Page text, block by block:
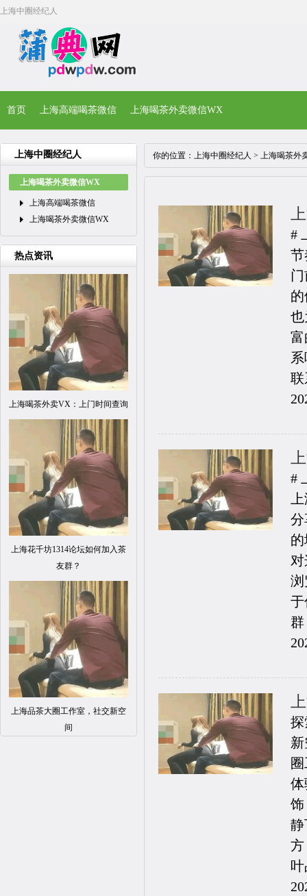
上海中圈经纪人
首页 上海高端喝茶微信 上海喝茶外卖微信WX
上海中圈经纪人
上海喝茶外卖微信WX
上海高端喝茶微信
上海喝茶外卖微信WX
热点资讯
上海喝茶外卖VX：上门时间查询
上海花千坊1314论坛如何加入茶
友群？
上海品茶大圈工作室，社交新空
间
你的位置： 上海中圈经纪人 > 上海喝茶外
#
节
也
富
联
#
分
浏
于
探
体
饰
静
方